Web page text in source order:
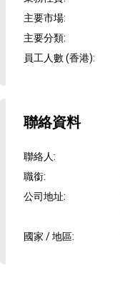
主要市場:
主要分類:
員工人數 (香港):
聯絡資料
聯絡人:
職銜:
公司地址:
國家 / 地區: